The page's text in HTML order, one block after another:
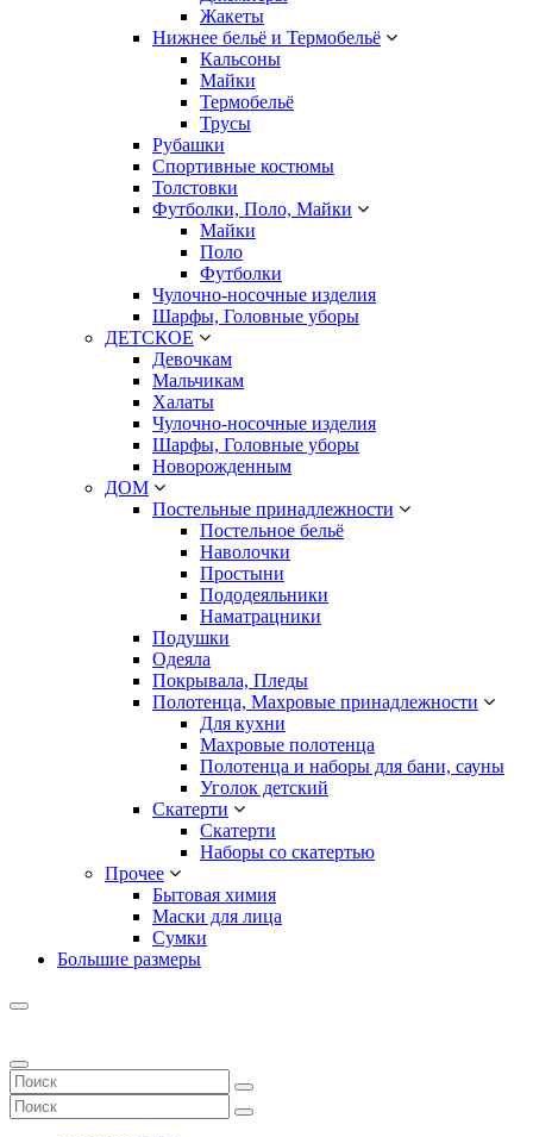
Жакеты
Нижнее бельё и Термобельё
Кальсоны
Майки
Термобельё
Трусы
Рубашки
Спортивные костюмы
Толстовки
Футболки, Поло, Майки
Майки
Поло
Футболки
Чулочно-носочные изделия
Шарфы, Головные уборы
ДЕТСКОЕ
Девочкам
Мальчикам
Халаты
Чулочно-носочные изделия
Шарфы, Головные уборы
Новорожденным
ДОМ
Постельные принадлежности
Постельное бельё
Наволочки
Простыни
Пододеяльники
Наматрацники
Подушки
Одеяла
Покрывала, Пледы
Полотенца, Махровые принадлежности
Для кухни
Махровые полотенца
Полотенца и наборы для бани, сауны
Уголок детский
Скатерти
Скатерти
Наборы со скатертью
Прочее
Бытовая химия
Маски для лица
Сумки
Большие размеры